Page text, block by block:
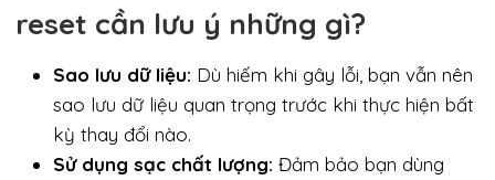
reset cần lưu ý những gì?
Sao lưu dữ liệu: Dù hiếm khi gây lỗi, bạn vẫn nên
sao lưu dữ liệu quan trọng trước khi thực hiện bất
kỳ thay đổi nào.
Sử dụng sạc chất lượng: Đảm bảo bạn dùng